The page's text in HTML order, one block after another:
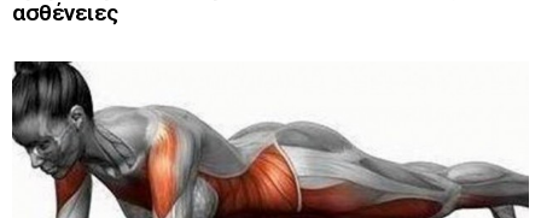
ασθένειες